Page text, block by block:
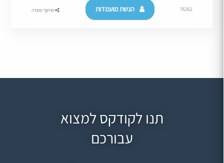
76262 הגשת מועמדות שיתוף משרה
תנו לקודקס למצוא
עבורכם